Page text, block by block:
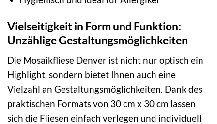
Vielseitigkeit in Form und Funktion:
Unzählige Gestaltungsmöglichkeiten
Die Mosaikfliese Denver ist nicht nur optisch ein
Highlight, sondern bietet Ihnen auch eine
Vielzahl an Gestaltungsmöglichkeiten. Dank des
praktischen Formats von 30 cm x 30 cm lassen
sich die Fliesen einfach verlegen und individuell